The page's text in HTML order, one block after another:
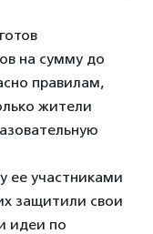
на сумму до
правилам,
жители
ее участниками
защитили свои
идеи по